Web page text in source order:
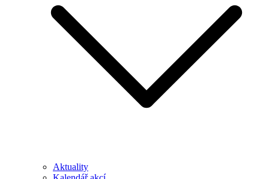
Aktuality